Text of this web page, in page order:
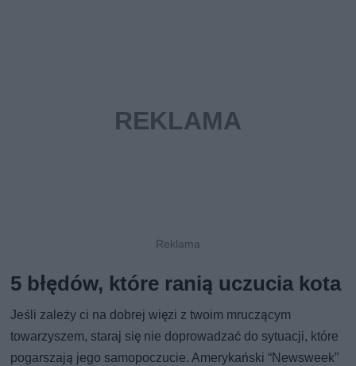
5 błędów, które ranią uczucia kota
Jeśli zależy ci na dobrej więzi z twoim mruczącym
towarzyszem, staraj się nie doprowadzać do sytuacji, które
pogarszają jego samopoczucie. Amerykański “Newsweek”